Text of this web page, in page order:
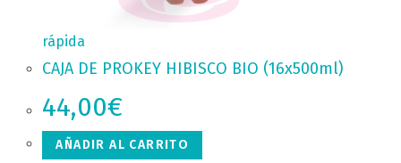
rápida
CAJA DE PROKEY HIBISCO BIO (16x500ml)
44,00€
AÑADIR AL CARRITO